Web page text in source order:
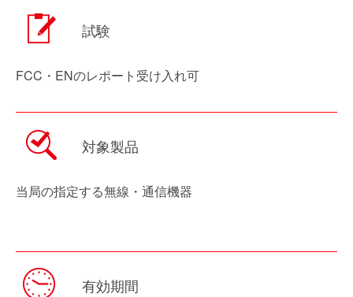
試験
FCC・ENのレポート受け入れ可
対象製品
当局の指定する無線・通信機器
有効期間